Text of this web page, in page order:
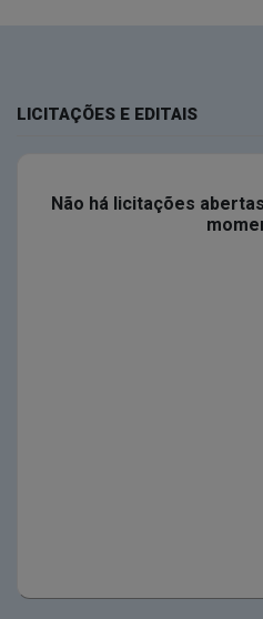
LICITAÇÕES E EDITAIS
Não há licitações